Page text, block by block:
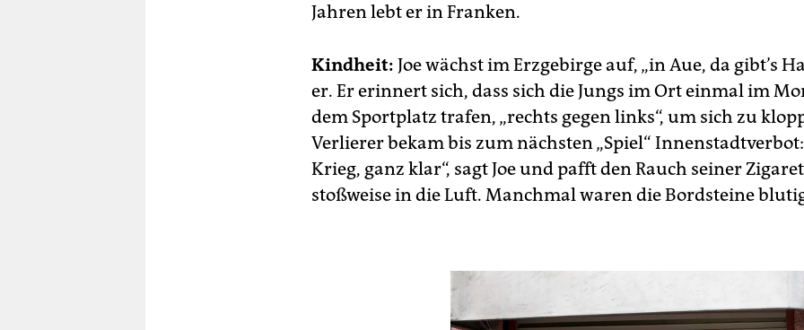
Jahren lebt er in Franken.
Kindheit: Joe wächst im Erzgebirge auf, „in Aue, da gibt’s
er. Er erinnert sich, dass sich die Jungs im Ort einmal im
dem Sportplatz trafen, „rechts gegen links“, um sich zu
Verlierer bekam bis zum nächsten „Spiel“
Krieg, ganz klar“, sagt Joe und pafft den Rauch seiner
stoßweise in die Luft. Manchmal waren die Bordsteine